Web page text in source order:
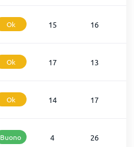
Ok 15 16
Ok 17 13
Ok 14 17
Buono 4 26